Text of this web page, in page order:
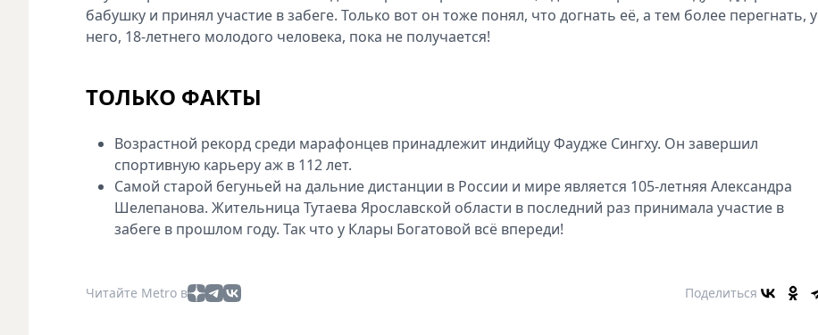
бабушку и принял участие в забеге. Только вот он тоже понял, что догнать её, а тем более перегнать, у
него, 18-летнего молодого человека, пока не получается!
ТОЛЬКО ФАКТЫ
Возрастной рекорд среди марафонцев принадлежит индийцу Фаудже Сингху. Он завершил
спортивную карьеру аж в 112 лет.
Самой старой бегуньей на дальние дистанции в России и мире является 105-летняя Александра
Шелепанова. Жительница Тутаева Ярославской области в последний раз принимала участие в
забеге в прошлом году. Так что у Клары Богатовой всё впереди!
Читайте Metro в Поделиться